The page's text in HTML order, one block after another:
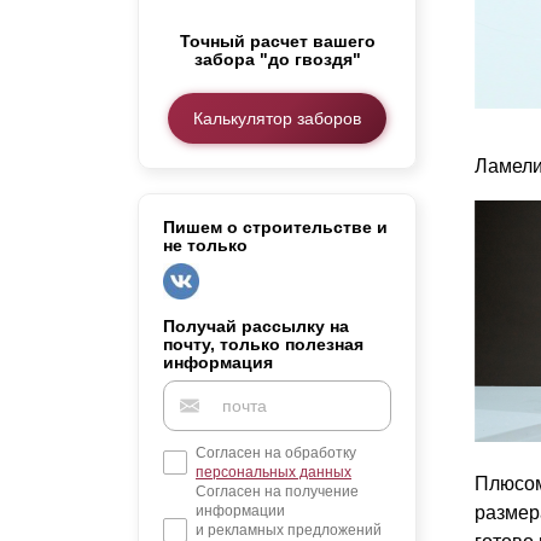
Элитные заборы для коттеджей
Забор на участок 10 соток
Заборы и ограждения для дома
Точный расчет вашего
забора "до гвоздя"
Калькулятор заборов
Пишем о строительстве и
не только
Получай рассылку на
почту, только полезная
информация
Согласен на обработку
персональных данных
Согласен на получение
информации
и рекламных предложений